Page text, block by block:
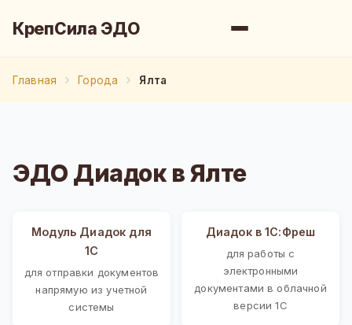
КрепСила ЭДО
Главная Города Ялта
ЭДО Диадок в Ялте
Модуль Диадок для
1С
для отправки документов
напрямую из учетной
системы
Диадок в 1С:Фреш
для работы с
электронными
документами в облачной
версии 1С